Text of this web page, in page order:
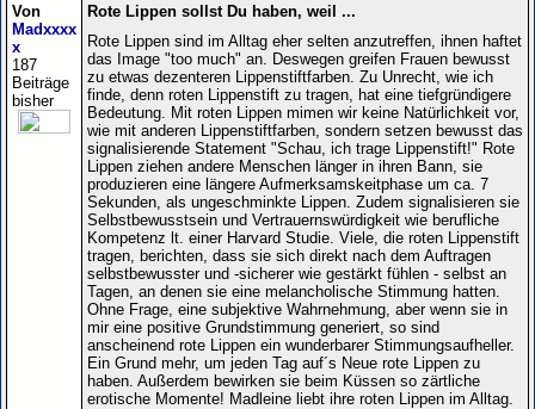
Von
Madxxxx
x
187
Beiträge
bisher
Rote Lippen sollst Du haben, weil ...
Rote Lippen sind im Alltag eher selten anzutreffen, ihnen haftet
das Image "too much" an. Deswegen greifen Frauen bewusst
zu etwas dezenteren Lippenstiftfarben. Zu Unrecht, wie ich
finde, denn roten Lippenstift zu tragen, hat eine tiefgründigere
Bedeutung. Mit roten Lippen mimen wir keine Natürlichkeit vor,
wie mit anderen Lippenstiftfarben, sondern setzen bewusst das
signalisierende Statement "Schau, ich trage Lippenstift!" Rote
Lippen ziehen andere Menschen länger in ihren Bann, sie
produzieren eine längere Aufmerksamskeitphase um ca. 7
Sekunden, als ungeschminkte Lippen. Zudem signalisieren sie
Selbstbewusstsein und Vertrauernswürdigkeit wie berufliche
Kompetenz lt. einer Harvard Studie. Viele, die roten Lippenstift
tragen, berichten, dass sie sich direkt nach dem Auftragen
selbstbewusster und -sicherer wie gestärkt fühlen - selbst an
Tagen, an denen sie eine melancholische Stimmung hatten.
Ohne Frage, eine subjektive Wahrnehmung, aber wenn sie in
mir eine positive Grundstimmung generiert, so sind
anscheinend rote Lippen ein wunderbarer Stimmungsaufheller.
Ein Grund mehr, um jeden Tag auf´s Neue rote Lippen zu
haben. Außerdem bewirken sie beim Küssen so zärtliche
erotische Momente! Madleine liebt ihre roten Lippen im Alltag.